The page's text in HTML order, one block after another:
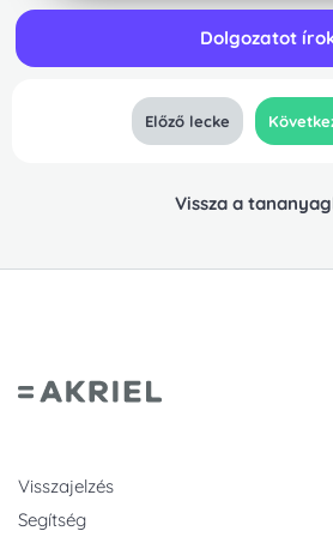
Dolgozatot
Előző lecke
Vissza a
Visszajelzés
Segítség